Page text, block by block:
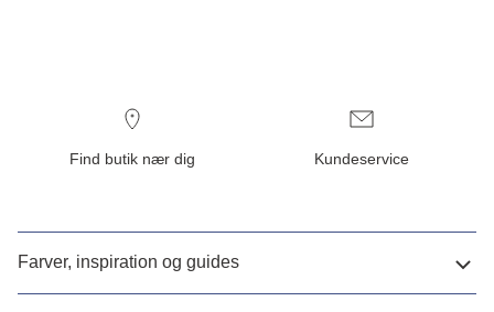
Find butik nær dig Kundeservice
Farver, inspiration og guides